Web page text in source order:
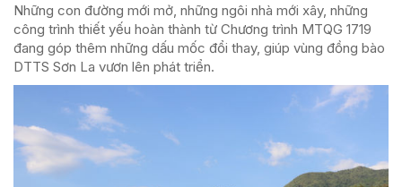
Những con đường mới mở, những ngôi nhà mới xây, những
công trình thiết yếu hoàn thành từ Chương trình MTQG 1719
đang góp thêm những dấu mốc đổi thay, giúp vùng đồng bào
DTTS Sơn La vươn lên phát triển.